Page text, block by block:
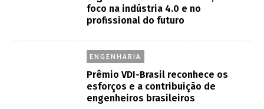
foco na indústria 4.0 e no
profissional do futuro
ENGENHARIA
Prêmio VDI-Brasil reconhece os
esforços e a contribuição de
engenheiros brasileiros